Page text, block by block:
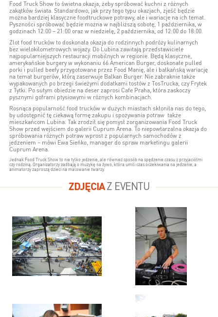
Food Truck Show to świetna okazja, żeby spróbować kuchni z różnych
zakątków świata. Standardowo, jak przy tego typu okazjach, zjeść będzie
można bardziej klasyczne foodtruckowe potrawy, ale i wariacje na ich temat.
Pyszności spróbować będzie można w najbliższą sobotę, 1 października, w
godzinach 12:00 – 21:00 oraz w niedzielę, 2 października, od 12:00 do 18:00.
Zlot food trucków to doskonała okazja do rodzinnych podróży kulinarnych
bez wielokilometrowych wojaży. Do Lubina zawitają przedstawiciele
najpopularniejszych restauracji mobilnych w regionie. Będą klasyczne,
amerykańskie burgery w wykonaniu 66 American Burger, doskonałe pulled
porki i pulled beefy przygotowane przez Food Manię, ale i bałkańską wariację
na temat burgerów, którą zaserwuje Balkan Burger. Nie zabraknie także
wypakowanych po brzegi świeżymi dodatkami tostów z TosTrucka, czy Frytek
z Tytki. Po sutym obiedzie na deser zaprosi Cafe Praha, która zaskoczy
pysznymi goframi ptysiowymi w różnych kombinacjach.
Rosnąca popularność food trucków w dużych miastach skłoniła nas do tego,
by udostępnić tę ciekawą formę zakupu i spożywania potraw także
mieszkańcom Lubina. Tak zrodził się pomysł zorganizowania Food Truck
Show przed wejściem do galerii Cuprum Arena. To niepowtarzalna okazja do
spróbowania różnych potraw wprost z popularnych samochodów z
jedzeniem – mówi Ewa Sieńko, manager do spraw marketingu galerii
Cuprum Arena.
Jednak Food Truck Show to nie tylko jedzenie, ale również sposób na spędzenie czasu z przyjaciółmi
czy rodziną. Organizatorzy zadbają o muzykę na żywo, która umili czas oczekiwania na jedzenie, a
animatorzy zaproszą dzieci na malowanie twarzy.
ZDJĘCIAZ EVENTU